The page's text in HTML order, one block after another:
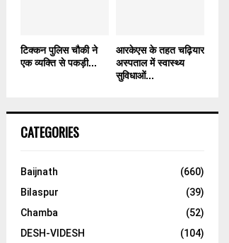
टिक्कन पुलिस चौकी ने
एक व्यक्ति से पकड़ी...
आरकेएस के तहत चढ़ियार
अस्पताल में स्वास्थ्य
सुविधाओं...
CATEGORIES
Baijnath
(660)
Bilaspur
(39)
Chamba
(52)
DESH-VIDESH
(104)